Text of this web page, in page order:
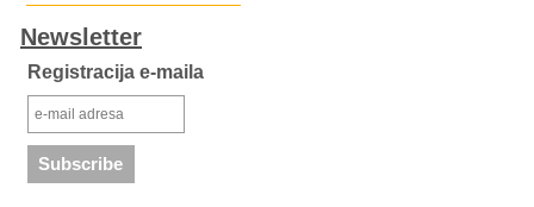
Newsletter
Registracija e-maila